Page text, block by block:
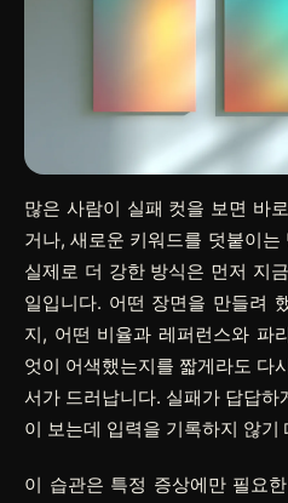
많은 사람이 실패 컷을 보면 바
거나, 새로운 키워드를 덧붙이
실제로 더 강한 방식은 먼저 지
일입니다. 어떤 장면을 만들려
지, 어떤 비율과 레퍼런스와 파
엇이 어색했는지를 짧게라도 다
서가 드러납니다. 실패가 답답
이 보는데 입력을 기록하지 않기
이 습관은 특정 증상에만 필요